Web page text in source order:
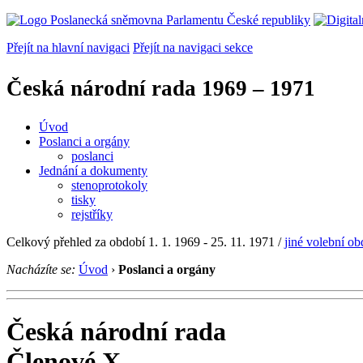
Přejít na hlavní navigaci Přejít na navigaci sekce
Česká národní rada 1969 – 1971
Úvod
Poslanci a orgány
poslanci
Jednání a dokumenty
stenoprotokoly
tisky
rejstříky
Celkový přehled za období 1. 1. 1969 - 25. 11. 1971 /jiné volební
Nacházíte se: Úvod › Poslanci a orgány
Česká národní rada